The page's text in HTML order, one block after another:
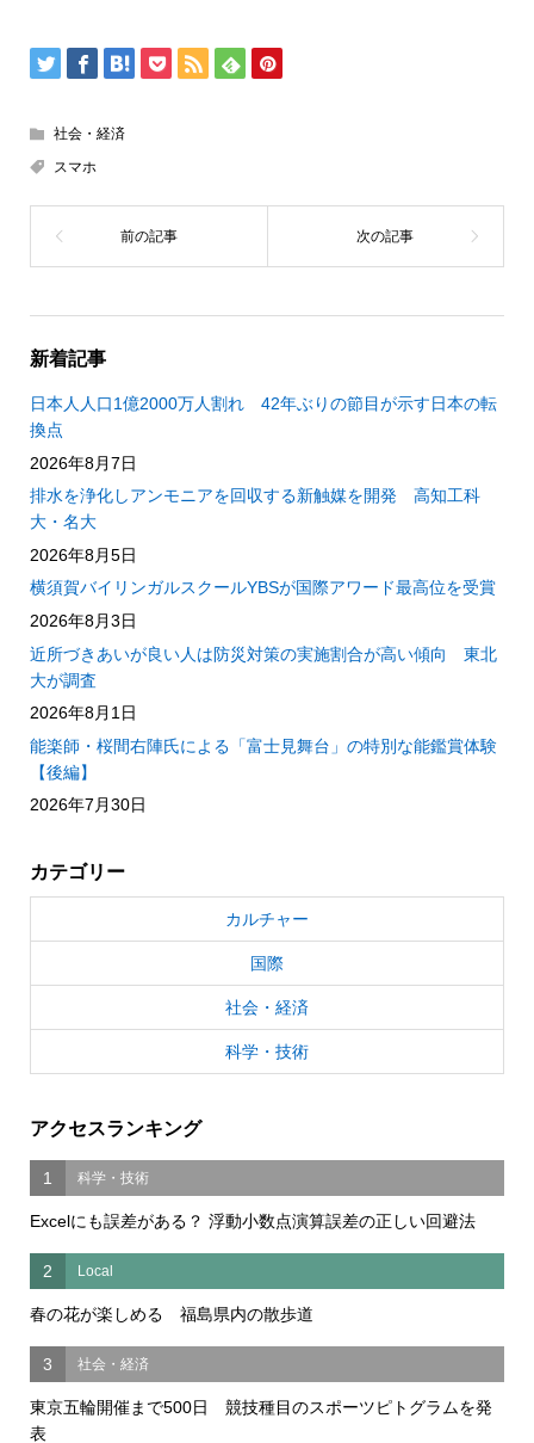
社会・経済
スマホ
新着記事
日本人人口1億2000万人割れ 42年ぶりの節目が示す日本の転
換点
2026年8月7日
排水を浄化しアンモニアを回収する新触媒を開発 高知工科
大・名大
2026年8月5日
横須賀バイリンガルスクールYBSが国際アワード最高位を受賞
2026年8月3日
近所づきあいが良い人は防災対策の実施割合が高い傾向 東北
大が調査
2026年8月1日
能楽師・桜間右陣氏による「富士見舞台」の特別な能鑑賞体験
【後編】
2026年7月30日
カテゴリー
カルチャー
国際
社会・経済
科学・技術
アクセスランキング
1 科学・技術
Excelにも誤差がある？ 浮動小数点演算誤差の正しい回避法
2 Local
春の花が楽しめる 福島県内の散歩道
3 社会・経済
東京五輪開催まで500日 競技種目のスポーツピトグラムを発
表